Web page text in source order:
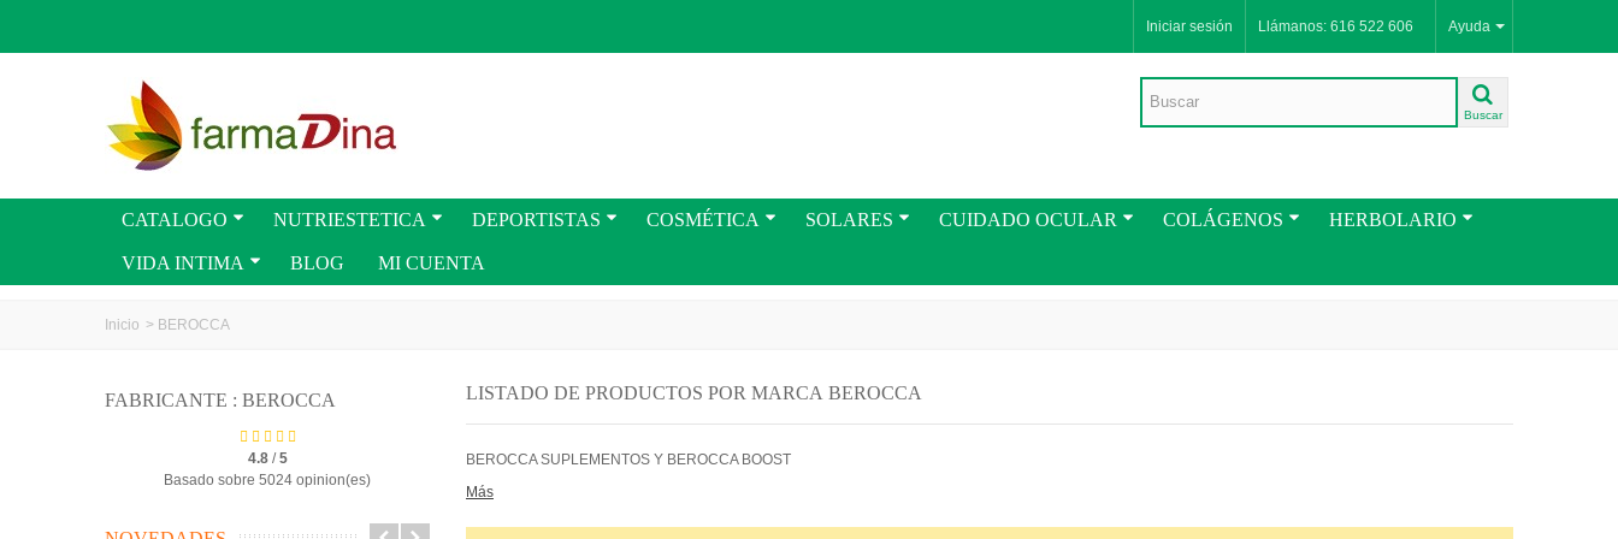
Ayuda
Llámanos: 616 522 606
Iniciar sesión
Buscar
CATALOGO NUTRIESTETICA DEPORTISTAS COSMÉTICA SOLARES CUIDADO OCULAR COLÁGENOS HERBOLARIO
VIDA INTIMA BLOG MI CUENTA
Inicio > BEROCCA
FABRICANTE : BEROCCA
4.8/5
Basado sobre 5024 opinion(es)
LISTADO DE PRODUCTOS POR MARCA BEROCCA
BEROCCA SUPLEMENTOS Y BEROCCA BOOST
Más